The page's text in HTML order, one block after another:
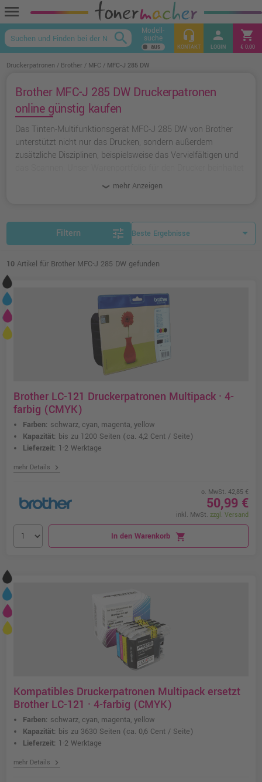
menu
keyboard_arrow_up
search Modell-
suche headset_mic
KONTAKT
person
LOGIN
shopping_cart
€ 0,00
Druckerpatronen Brother MFC MFC-J 285 DW
Brother MFC-J 285 DW Druckerpatronen
online günstig kaufen
Das Tinten-Multifunktionsgerät MFC-J 285 DW von Brother
unterstützt nicht nur das Drucken, sondern außerdem
zusätzliche Disziplinen, beispielsweise das Vervielfältigen und
kompatible und originale Tinten.mehr Anzeigen
Filtern tune
10 Artikel für Brother MFC-J 285 DW gefunden
Brother LC-121 Druckerpatronen Multipack · 4-
farbig (CMYK)
Farben: schwarz, cyan, magenta, yellow
Kapazität: bis zu 1200 Seiten (ca. 4,2 Cent / Seite)
Lieferzeit: 1-2 Werktage
mehr Details chevron_right
o. MwSt. 42,85 €
50,99 €
inkl. MwSt. zzgl. Versand
In den Warenkorb shopping_cart
Kompatibles Druckerpatronen Multipack ersetzt
Brother LC-121 · 4-farbig (CMYK)
Farben: schwarz, cyan, magenta, yellow
Kapazität: bis zu 3630 Seiten (ca. 0,6 Cent / Seite)
Lieferzeit: 1-2 Werktage
mehr Details chevron_right